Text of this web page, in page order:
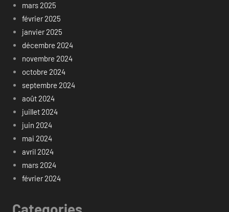
mars 2025
février 2025
janvier 2025
décembre 2024
novembre 2024
octobre 2024
septembre 2024
août 2024
juillet 2024
juin 2024
mai 2024
avril 2024
mars 2024
février 2024